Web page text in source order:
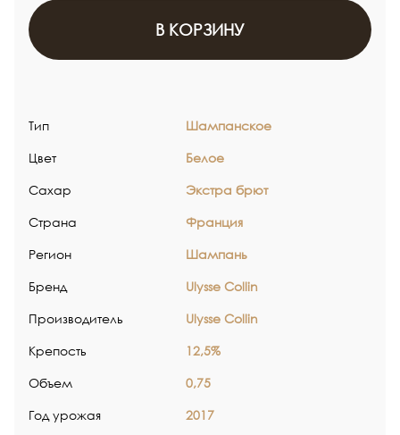
В КОРЗИНУ
Тип Шампанское
Цвет Белое
Сахар Экстра брют
Страна Франция
Регион Шампань
Бренд Ulysse Collin
Производитель Ulysse Collin
Крепость 12,5%
Объем 0,75
Год урожая 2017